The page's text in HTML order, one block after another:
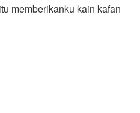
memberikanku kain kafan